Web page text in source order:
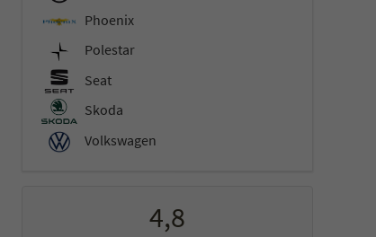
Phoenix
Polestar
Seat
Skoda
Volkswagen
4,8